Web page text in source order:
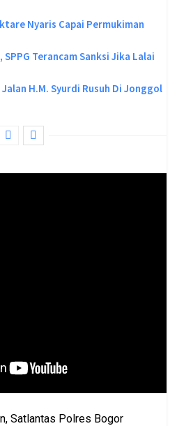
Nyaris Capai Permukiman
Terancam Sanksi Jika Lalai
H.M. Syurdi Rusuh Di Jonggol
Satlantas Polres Bogor